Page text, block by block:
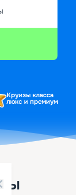
Круизы класса
люкс и премиум